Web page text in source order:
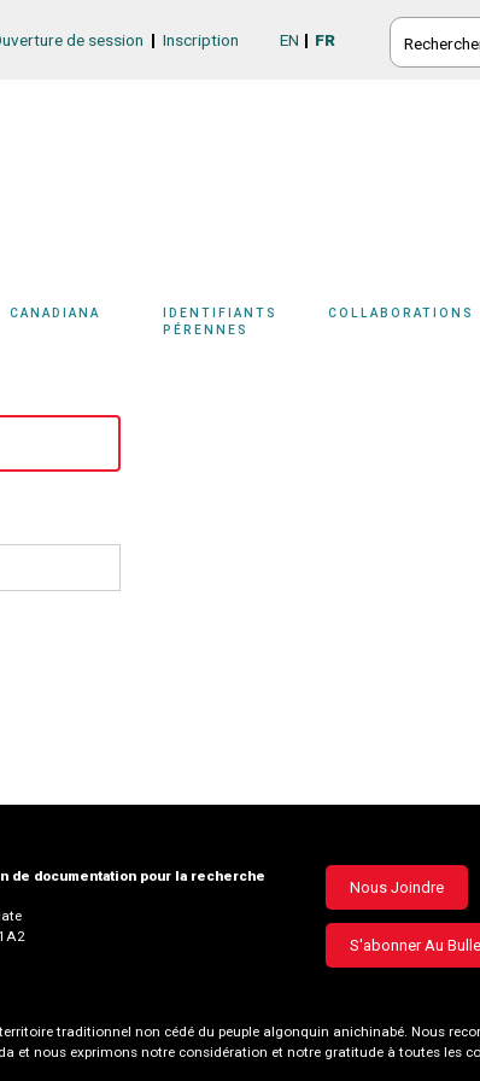
EN FR
de session Inscription
CANADIANA
IDENTIFIANTS
PÉRENNES
COLLABORATIONS
de documentation pour la recherche
Footer
menu
Nous Joindre
S'abonner Au
traditionnel non cédé du peuple algonquin anichinabé. Nous
et nous exprimons notre considération et notre gratitude à toutes les